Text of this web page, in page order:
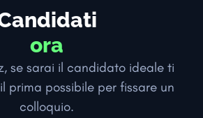
ora
se sarai il candidato ideale ti
prima possibile per fissare un
colloquio.